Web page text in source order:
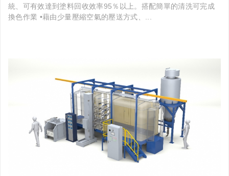
統、可有效達到塗料回收效率95％以上。搭配簡單的清洗可完成
換色作業 •藉由少量壓縮空氣的壓送方式、...